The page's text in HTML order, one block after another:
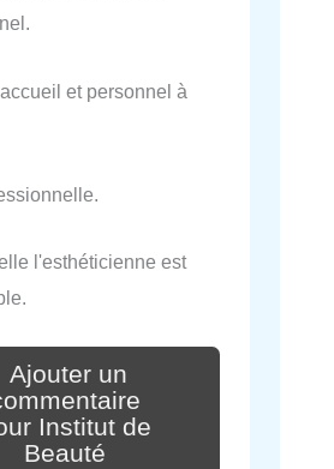
et personnel à
l'esthéticienne est
Ajouter un
Institut de
Beauté